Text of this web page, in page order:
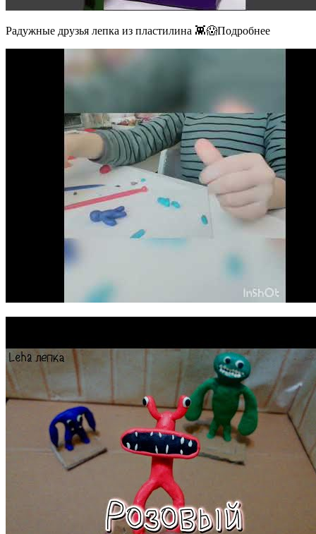
Радужные друзья лепка из пластилина 👾😱Подробнее